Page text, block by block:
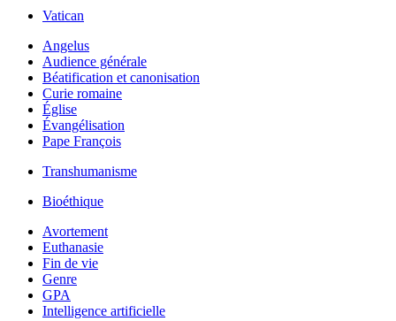
Vatican
Angelus
Audience générale
Béatification et canonisation
Curie romaine
Église
Évangélisation
Pape François
Transhumanisme
Bioéthique
Avortement
Euthanasie
Fin de vie
Genre
GPA
Intelligence artificielle